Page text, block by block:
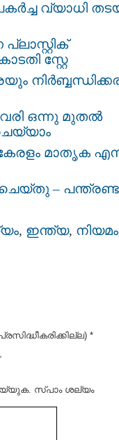
വ്യാധി
സ്റ്റേ
ഒന്നു മുതല്‍
മാതൃക
ചെയ്തു –
, ഇന്ത്യ, നിയമം
*
സ്പാം ശല്യം